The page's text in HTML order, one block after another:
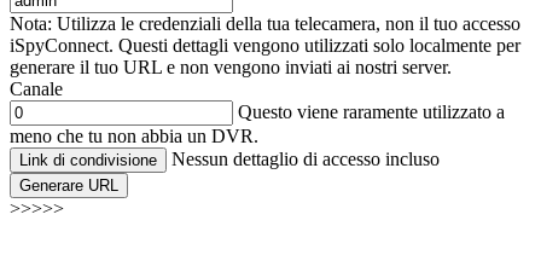
Nota: Utilizza le credenziali della tua telecamera, non il tuo accesso
iSpyConnect. Questi dettagli vengono utilizzati solo localmente per
generare il tuo URL e non vengono inviati ai nostri server.
Canale
Questo viene raramente utilizzato a
meno che tu non abbia un DVR.
Link di condivisione Nessun dettaglio di accesso incluso
Generare URL
>>>>>